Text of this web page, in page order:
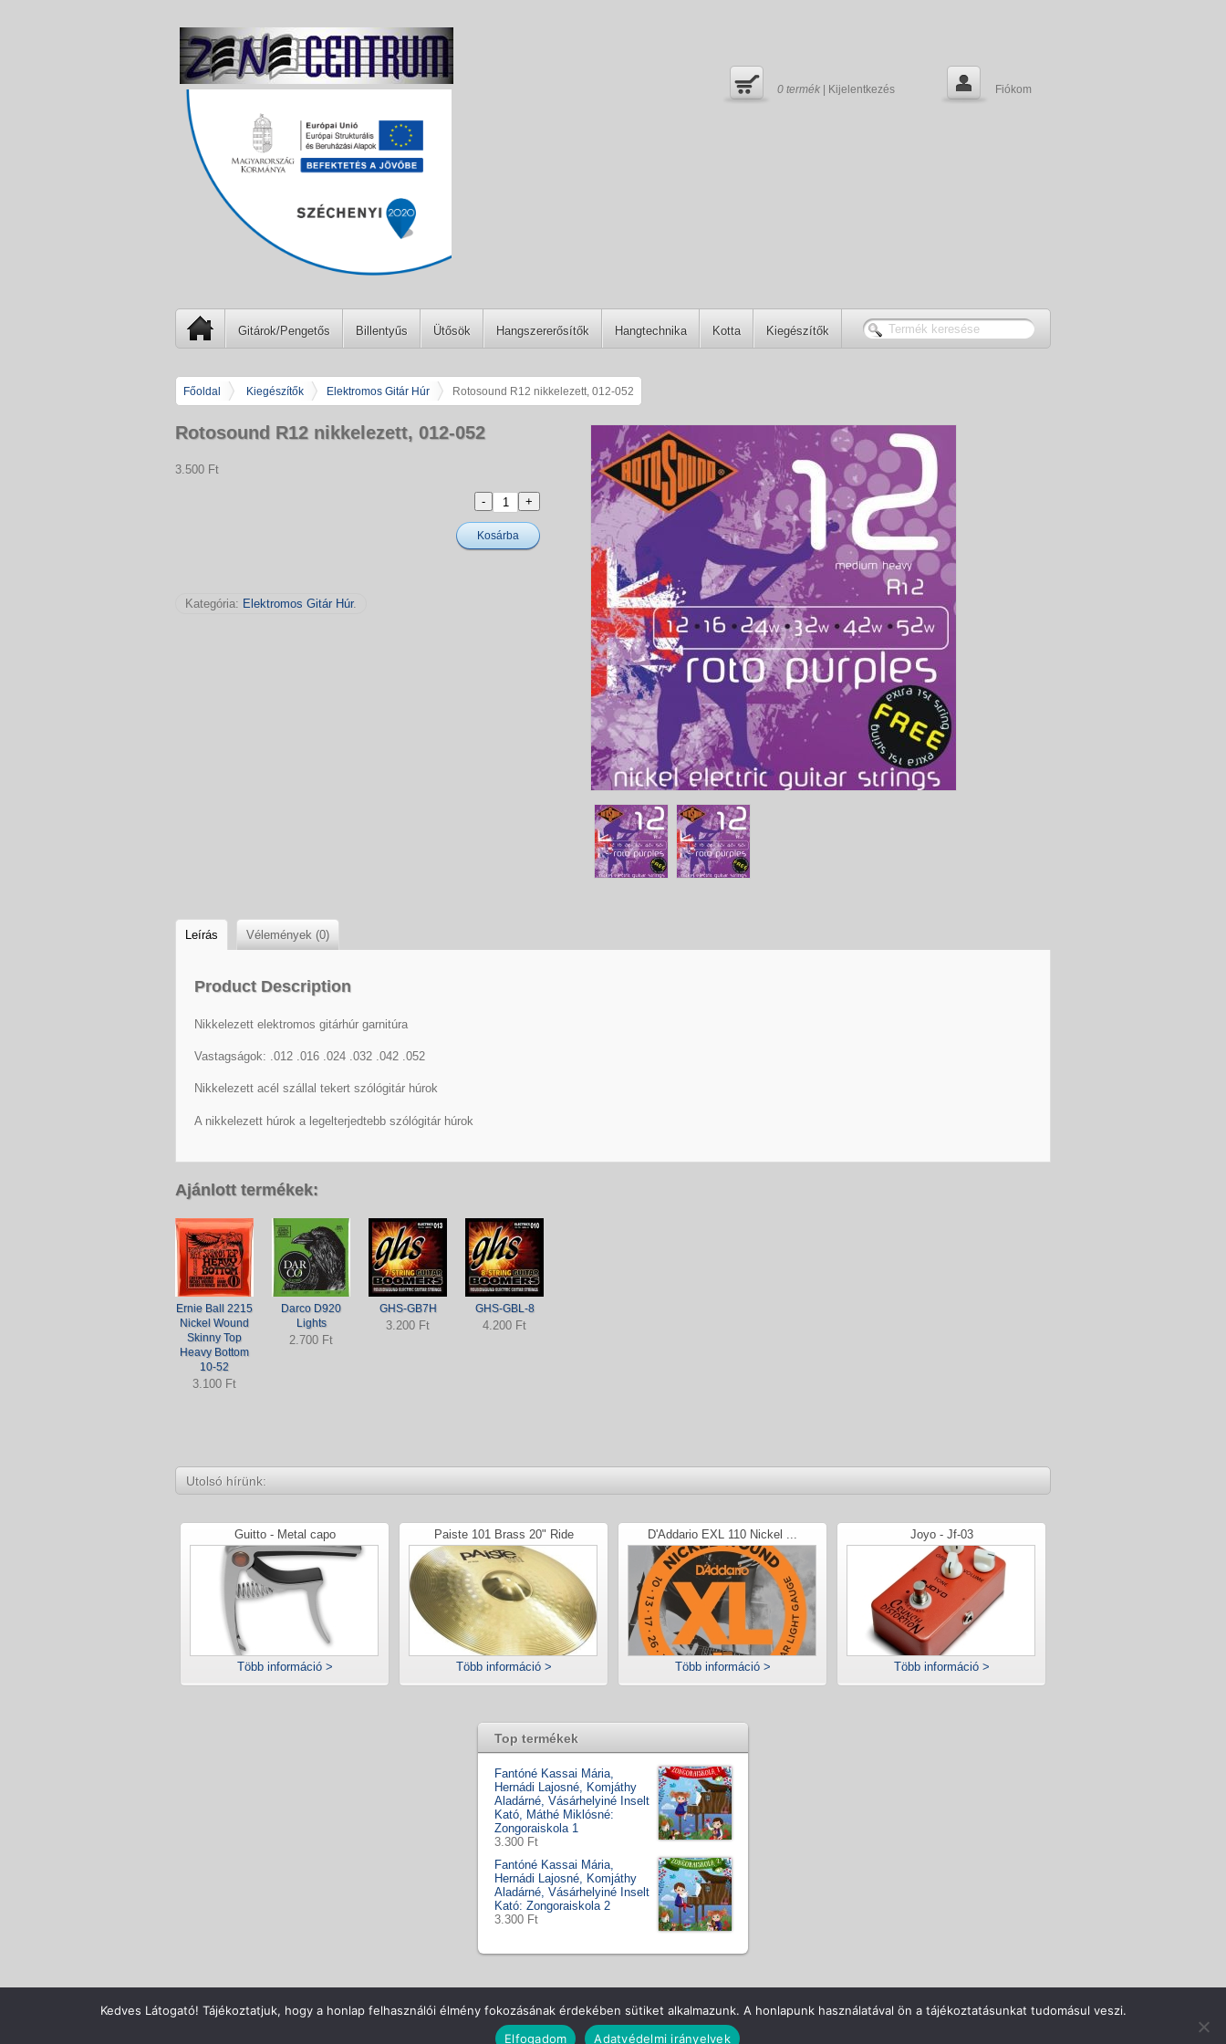
0 termék | Kijelentkezés Fiókom
Gitárok/Pengetős Billentyűs Ütősök Hangszererősítők Hangtechnika Kotta Kiegészítők
Főoldal Kiegészítők Elektromos Gitár Húr Rotosound R12 nikkelezett, 012-052
Rotosound R12 nikkelezett, 012-052
3.500 Ft
Kosárba
Kategória: Elektromos Gitár Húr.
Leírás Vélemények (0)
Product Description
Nikkelezett elektromos gitárhúr garnitúra
Vastagságok: .012 .016 .024 .032 .042 .052
Nikkelezett acél szállal tekert szólógitár húrok
A nikkelezett húrok a legelterjedtebb szólógitár húrok
Ajánlott termékek:
Ernie Ball 2215
Nickel Wound
Skinny Top
Heavy Bottom
10-52
3.100 Ft
Darco D920
Lights
2.700 Ft
GHS-GB7H
3.200 Ft
GHS-GBL-8
4.200 Ft
Utolsó hírünk:
Guitto - Metal capo
Több információ >
Paiste 101 Brass 20" Ride
Több információ >
D'Addario EXL 110 Nickel ...
Több információ >
Joyo - Jf-03
Több információ >
Top termékek
Fantóné Kassai Mária,
Hernádi Lajosné, Komjáthy
Aladárné, Vásárhelyiné Inselt
Kató, Máthé Miklósné:
Zongoraiskola 1
3.300 Ft
Fantóné Kassai Mária,
Hernádi Lajosné, Komjáthy
Aladárné, Vásárhelyiné Inselt
Kató: Zongoraiskola 2
3.300 Ft
Copyright © Zenecentrum Kft., All Rights Reserved Csapatunk Hírek / Tesztek ÁSZF Vásárlás menete Adatvédelem Impresszum Kapcsolat
Kedves Látogató! Tájékoztatjuk, hogy a honlap felhasználói élmény fokozásának érdekében sütiket alkalmazunk. A honlapunk használatával ön a tájékoztatásunkat tudomásul veszi.
Elfogadom
Adatvédelmi irányelvek